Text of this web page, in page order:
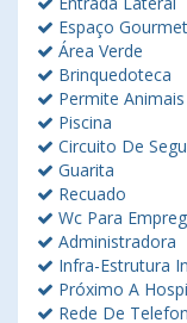
Espaço Gourmet
Área Verde
Brinquedoteca
Permite Animais
Piscina
Circuito De
Guarita
Recuado
Wc Para
Administradora
Infra-Estrutura
Próximo A
Rede De